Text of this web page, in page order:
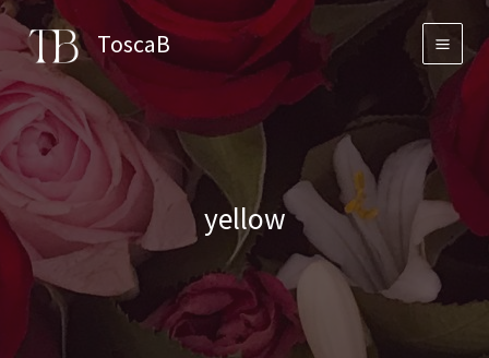
Skip
content
ToscaB
yellow